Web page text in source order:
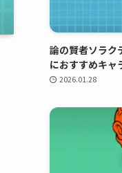
論の賢者ソラク
におすすめキャ
2026.01.28